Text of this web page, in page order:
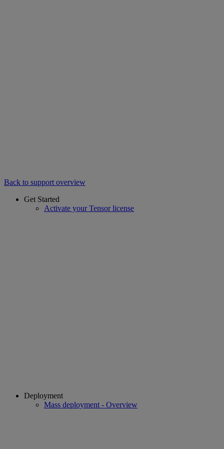
Back to support overview
Get Started
Activate your Tensor license
Deployment
Mass deployment - Overview